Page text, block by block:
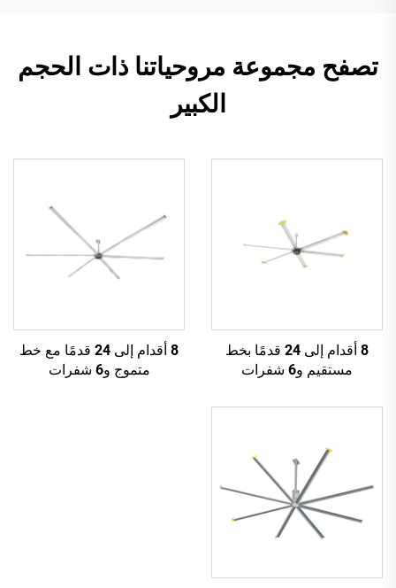
تصفح مجموعة مروحياتنا ذات الحجم
الكبير
8 أقدام إلى 24 قدمًا بخط
مستقيم و6 شفرات
8 أقدام إلى 24 قدمًا مع خط
متموج و6 شفرات